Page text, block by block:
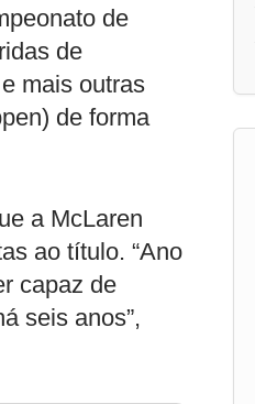
de
de
mais outras
de forma
a McLaren
ao título. “Ano
capaz de
seis anos”,